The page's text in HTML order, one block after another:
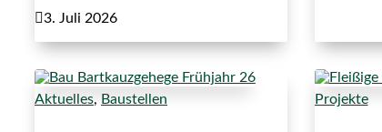
3. Juli 2026
Aktuelles, Baustellen Projekte